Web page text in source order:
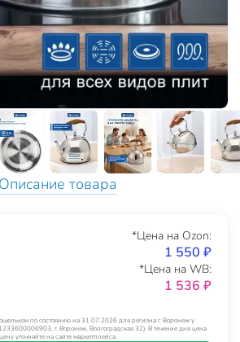
Описание товара
*Цена на Ozon:
1 550 ₽
*Цена на WB:
1 536 ₽
по состоянию на 31.07.2026 для региона г. Воронеж у
г. Воронеж, Волгоградская 32). В течение дня цена
уточняйте на сайте маркетплейса.